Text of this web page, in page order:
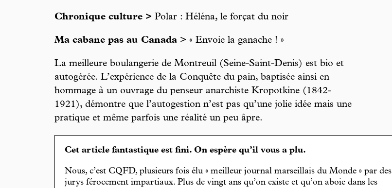
Chronique culture > Polar : Héléna, le forçat du noir
Ma cabane pas au Canada > « Envoie la ganache ! »
La meilleure boulangerie de Montreuil (Seine-Saint-Denis) est bio et
autogérée. L’expérience de la Conquête du pain, baptisée ainsi en
hommage à un ouvrage du penseur anarchiste Kropotkine (1842-
1921), démontre que l’autogestion n’est pas qu’une jolie idée mais une
pratique et même parfois une réalité un peu âpre.
Cet article fantastique est fini. On espère qu’il vous a plu.
Nous, c’est CQFD, plusieurs fois élu « meilleur journal marseillais du Monde » par des
jurys férocement impartiaux. Plus de vingt ans qu’on existe et qu’on aboie dans les